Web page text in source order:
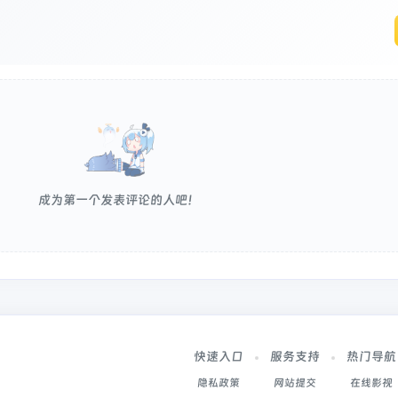
成为第一个发表评论的人吧！
快速入口
隐私政策
服务支持
网站提交
热门导航
在线影视